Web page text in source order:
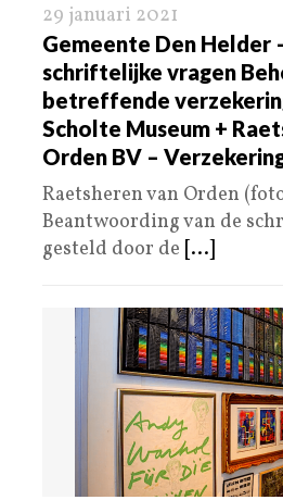
29 januari 2021
Gemeente Den Helder
schriftelijke vragen
betreffende
Scholte Museum +
Orden BV –
Raetsheren van Orden
Beantwoording van de
gesteld door de [...]